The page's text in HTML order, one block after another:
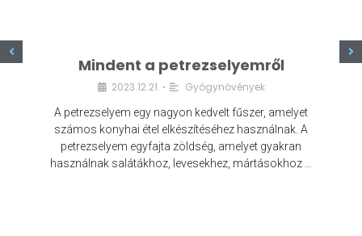
Mindent a petrezselyemről
2023.12.21. • Gyógynövények
A petrezselyem egy nagyon kedvelt fűszer, amelyet
számos konyhai étel elkészítéséhez használnak. A
petrezselyem egyfajta zöldség, amelyet gyakran
használnak salátákhoz, levesekhez, mártásokhoz …